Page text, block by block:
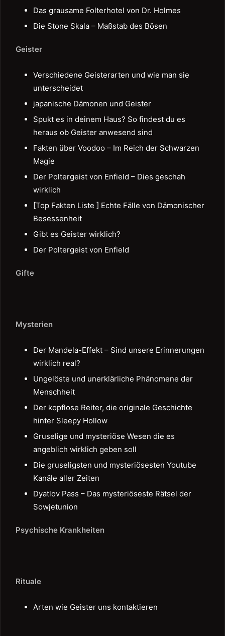
Das grausame Folterhotel von Dr. Holmes
Die Stone Skala – Maßstab des Bösen
Geister
Verschiedene Geisterarten und wie man sie
unterscheidet
japanische Dämonen und Geister
Spukt es in deinem Haus? So findest du es
heraus ob Geister anwesend sind
Fakten über Voodoo – Im Reich der Schwarzen
Magie
Der Poltergeist von Enfield – Dies geschah
wirklich
[Top Fakten Liste ] Echte Fälle von Dämonischer
Besessenheit
Gibt es Geister wirklich?
Der Poltergeist von Enfield
Gifte
Mysterien
Der Mandela-Effekt – Sind unsere Erinnerungen
wirklich real?
Ungelöste und unerklärliche Phänomene der
Menschheit
Der kopflose Reiter, die originale Geschichte
hinter Sleepy Hollow
Gruselige und mysteriöse Wesen die es
angeblich wirklich geben soll
Die gruseligsten und mysteriösesten Youtube
Kanäle aller Zeiten
Dyatlov Pass – Das mysteriöseste Rätsel der
Sowjetunion
Psychische Krankheiten
Rituale
Arten wie Geister uns kontaktieren